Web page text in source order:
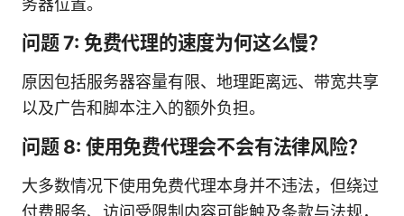
问题 7: 免费代理的速度为何这么慢？
原因包括服务器容量有限、地理距离远、带宽共享
以及广告和脚本注入的额外负担。
问题 8: 使用免费代理会不会有法律风险？
大多数情况下使用免费代理本身并不违法，但绕过
付费服务、访问受限制内容可能触及条款与法规，